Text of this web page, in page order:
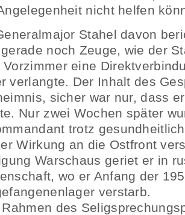
nicht helfen
Stahel davon
noch Zeuge, wie der
Vorzimmer eine
verlangte. Der Inhalt des
sicher war nur, dass
Nur zwei Wochen später
trotz
Wirkung an die Ostfront
Warschaus geriet er in
wo er Anfang der
verstarb.
des